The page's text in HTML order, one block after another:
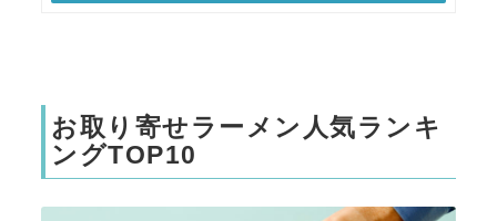
お取り寄せラーメン人気ランキ
ングTOP10